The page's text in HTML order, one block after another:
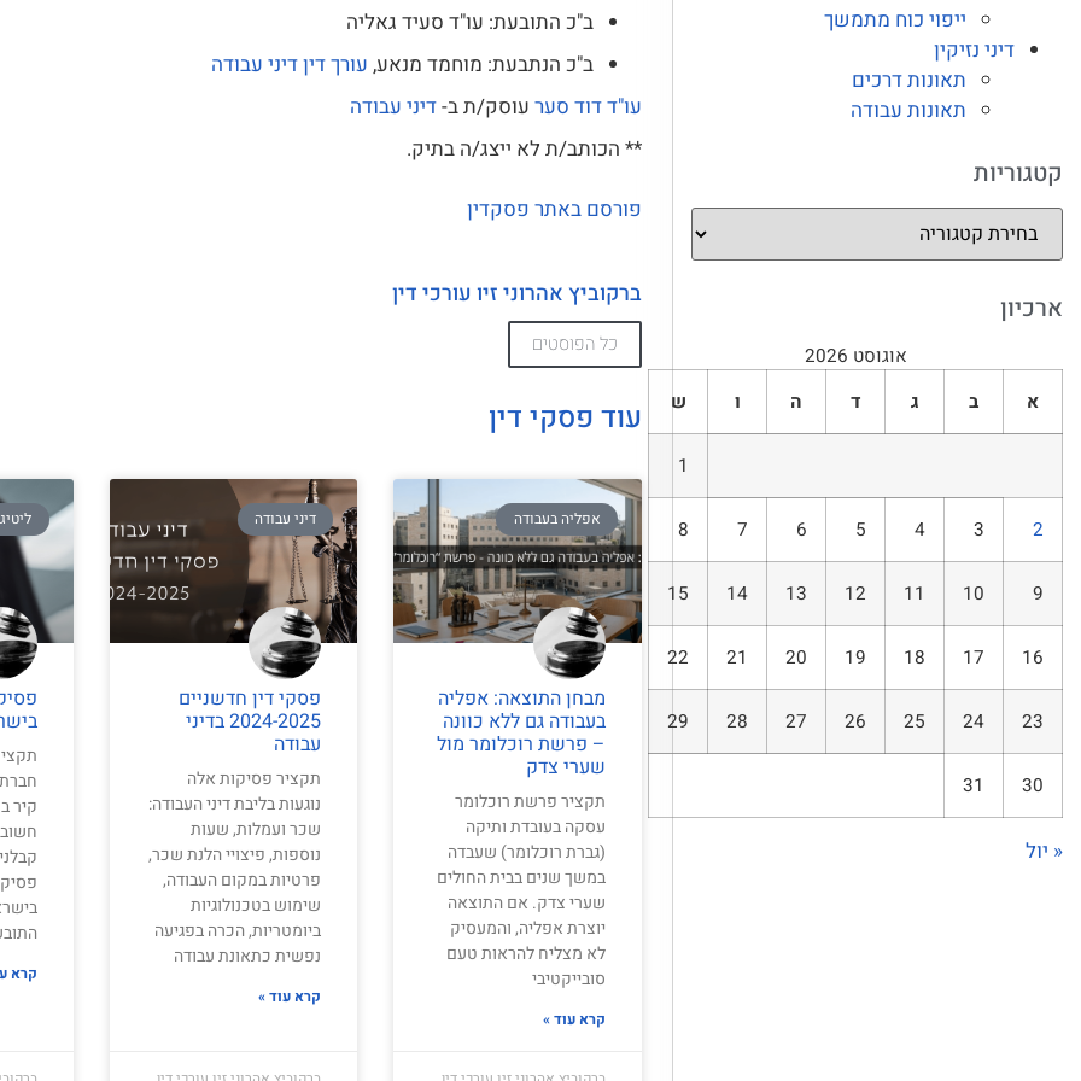
ייפוי כוח מתמשך
דיני נזיקין
תאונות דרכים
תאונות עבודה
קטגוריות
ארכיון
אוגוסט 2026
א
ב ג ד ה ו ש
1
2
3
4
5
6
7
8
9
10
11
12
13
14
15
16
17
18
19
20
21
22
23
24
25
26
27
28
29
30
31
« יול
ב"כ התובעת: עו"ד סעיד גאליה
ב"כ הנתבעת: מוחמד מנאע, עורך דיןדיני עבודה
עו"ד דוד סער עוסק/ת ב-דיני עבודה
** הכותב/ת לא ייצג/ה בתיק.
פורסם באתר פסקדין
ברקוביץ אהרוני זיו עורכי דין
כל הפוסטים
עוד פסקי דין
אפליה בעבודה
מבחן התוצאה: אפליה
בעבודה גם ללא כוונה
– פרשת רוכלומר מול
שערי צדק
תקציר פרשת רוכלומר
עסקה בעובדת ותיקה
(גברת רוכלומר) שעבדה
במשך שנים בבית החולים
שערי צדק. אם התוצאה
יוצרת אפליה, והמעסיק
לא מצליח להראות טעם
סובייקטיבי
קרא עוד »
דיני עבודה
פסקי דין חדשניים
2024-2025 בדיני
עבודה
תקציר פסיקות אלה
נוגעות בליבת דיני העבודה:
שכר ועמלות, שעות
נוספות, פיצויי הלנת שכר,
פרטיות במקום העבודה,
שימוש בטכנולוגיות
ביומטריות, הכרה בפגיעה
נפשית כתאונת עבודה
קרא עוד »
חברת
קיר
קרא